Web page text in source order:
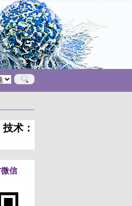
术：
信